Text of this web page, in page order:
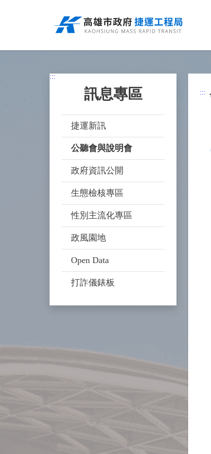
:::
訊息專區
捷運新訊
公聽會與說明會
政府資訊公開
生態檢核專區
性別主流化專區
政風園地
Open Data
打詐儀錶板
:::